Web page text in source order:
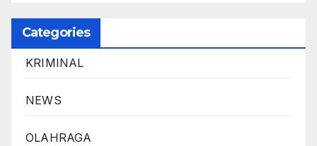
Categories
KRIMINAL
NEWS
OLAHRAGA